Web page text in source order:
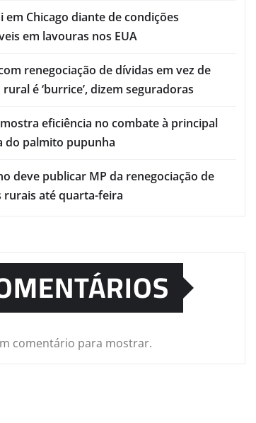
em Chicago diante de condições
em lavouras nos EUA
renegociação de dívidas em vez de
é ‘burrice’, dizem seguradoras
eficiência no combate à principal
do palmito pupunha
deve publicar MP da renegociação de
rurais até quarta-feira
comentário para mostrar.